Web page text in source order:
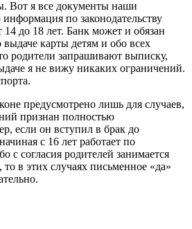
Вот я все документы наши
информация по законодательству
до 18 лет. Банк может и обязан
выдаче карты детям и обо всех
родители запрашивают выписку,
я не вижу никаких ограничений.
предусмотрено лишь для случаев,
признан полностью
если он вступил в брак до
с 16 лет работает по
с согласия родителей занимается
в этих случаях письменное «да»